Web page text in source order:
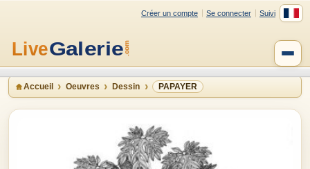
Créer un compte Se connecter Suivi
Accueil Oeuvres Dessin PAPAYER